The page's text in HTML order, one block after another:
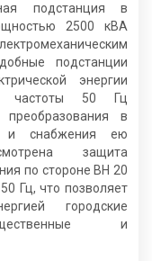
подстанция в
2500 кВА
подстанции
энергии
частоты 50 Гц
в
и снабжения ею
защита
по стороне ВН 20
Гц, что позволяет
городские
и